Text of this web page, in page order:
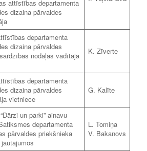
attīstības departamenta
dizaina pārvaldes
departamenta
dizaina pārvaldes
nodaļas vadītāja
K. Zīverte
departamenta
dizaina pārvaldes
vietniece
G. Kalīte
un parki” ainavu
departamenta
pārvaldes priekšnieka
L. Tomiņa
V. Bakanovs